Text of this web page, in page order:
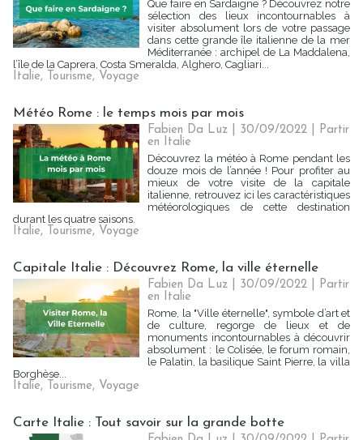
Que faire en Sardaigne ? Découvrez notre
sélection des lieux incontournables à
visiter absolument lors de votre passage
dans cette grande île italienne de la mer
Méditerranée : archipel de La Maddalena,
l’île de la Caprera, Costa Smeralda, Alghero, Cagliari...
Italie, Tourisme, Voyage
Météo Rome : le temps mois par mois
Fabien Da Luz | 30/09/2022
Partir
en Italie
Découvrez la météo à Rome pendant les
douze mois de l’année ! Pour profiter au
mieux de votre visite de la capitale
italienne, retrouvez ici les caractéristiques
météorologiques de cette destination
durant les quatre saisons.
Italie, Tourisme, Voyage
Capitale Italie : Découvrez Rome, la ville éternelle
Fabien Da Luz | 30/09/2022
Partir
en Italie
Rome, la "Ville éternelle", symbole d’art et
de culture, regorge de lieux et de
monuments incontournables à découvrir
absolument : le Colisée, le forum romain,
le Palatin, la basilique Saint Pierre, la villa
Borghèse...
Italie, Tourisme, Voyage
Carte Italie : Tout savoir sur la grande botte